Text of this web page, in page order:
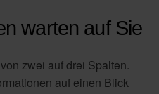
warten auf Sie
zwei auf drei Spalten.
auf einen Blick